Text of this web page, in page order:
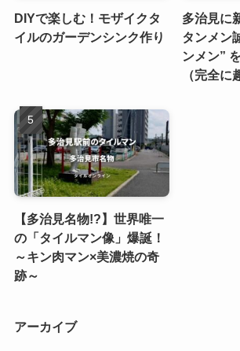
DIYで楽しむ！モザイクタ
イルのガーデンシンク作り
多治見に
タンメン
ンメン”
（完全に
【多治見名物!?】世界唯一
の「タイルマン像」爆誕！
～キン肉マン×美濃焼の奇
跡～
アーカイブ